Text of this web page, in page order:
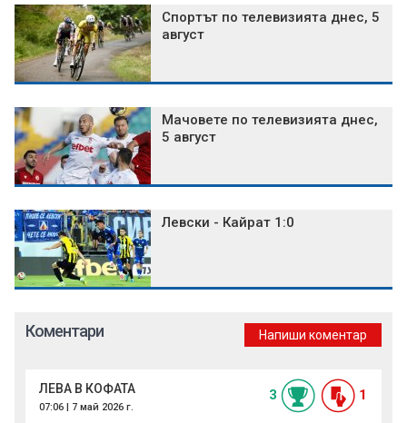
Спортът по телевизията днес, 5
август
Мачовете по телевизията днес,
5 август
Левски - Кайрат 1:0
Коментари Напиши коментар
ЛЕВА В КОФАТА
07:06 | 7 май 2026 г.
3 1